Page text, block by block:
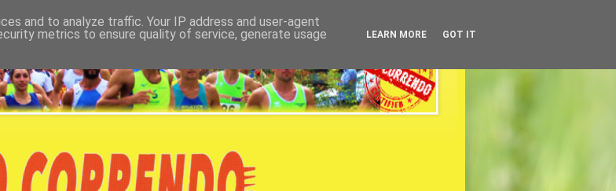
and to analyze traffic. Your IP address and user-agent
metrics to ensure quality of service, generate usage
LEARN MORE GOT IT